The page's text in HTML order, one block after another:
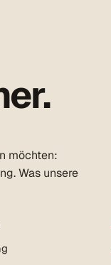
möchten:
Was unsere